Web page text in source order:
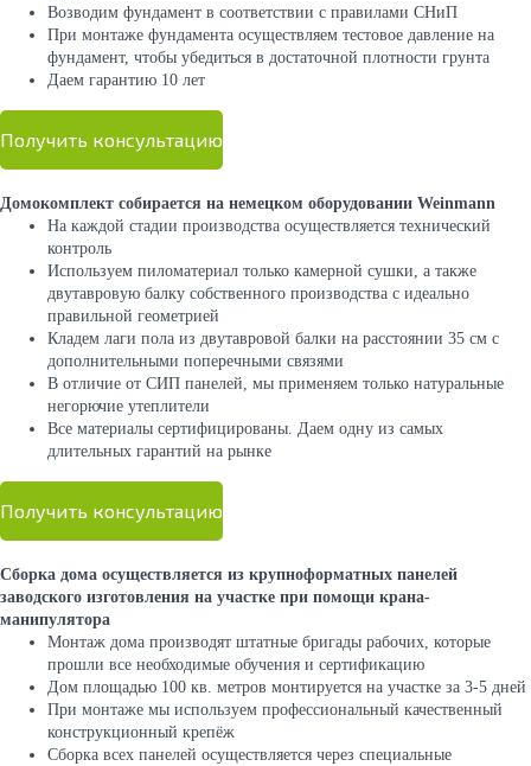
Возводим фундамент в соответствии с правилами СНиП
При монтаже фундамента осуществляем тестовое давление на
фундамент, чтобы убедиться в достаточной плотности грунта
Даем гарантию 10 лет
Получить консультацию
Домокомплект собирается на немецком оборудовании Weinmann
На каждой стадии производства осуществляется технический
контроль
Используем пиломатериал только камерной сушки, а также
двутавровую балку собственного производства с идеально
правильной геометрией
Кладем лаги пола из двутавровой балки на расстоянии 35 см с
дополнительными поперечными связями
В отличие от СИП панелей, мы применяем только натуральные
негорючие утеплители
Все материалы сертифицированы. Даем одну из самых
длительных гарантий на рынке
Получить консультацию
Сборка дома осуществляется из крупноформатных панелей
заводского изготовления на участке при помощи крана-
манипулятора
Монтаж дома производят штатные бригады рабочих, которые
прошли все необходимые обучения и сертификацию
Дом площадью 100 кв. метров монтируется на участке за 3-5 дней
При монтаже мы используем профессиональный качественный
конструкционный крепёж
Сборка всех панелей осуществляется через специальные